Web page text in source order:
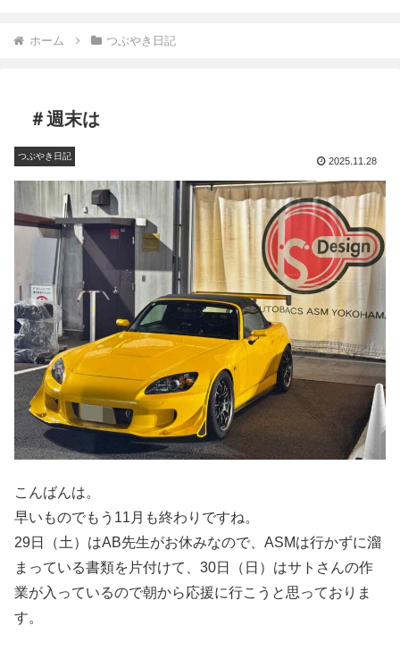
ホーム つぶやき日記
＃週末は
つぶやき日記
2025.11.28
こんばんは。
早いものでもう11月も終わりですね。
29日（土）はAB先生がお休みなので、ASMは行かずに溜
まっている書類を片付けて、30日（日）はサトさんの作
業が入っているので朝から応援に行こうと思っておりま
す。